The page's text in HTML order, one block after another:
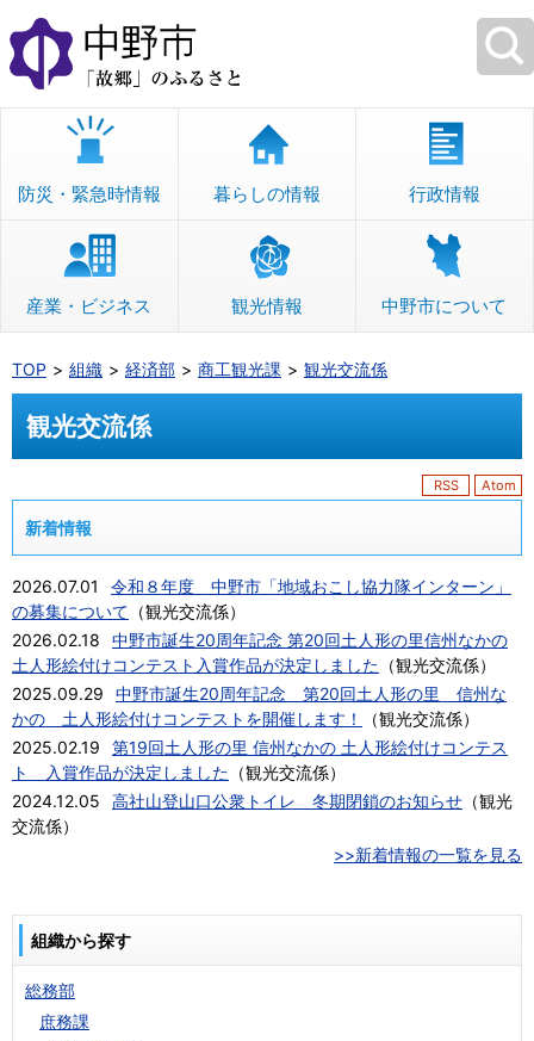
本
文
へ
移
防災・緊急時情報 暮らしの情報 行政情報
産業・ビジネス 観光情報 中野市について
TOP 組織 経済部 商工観光課 観光交流係
観光交流係
RSS Atom
新着情報
2026.07.01
令和８年度 中野市「地域おこし協力隊インターン」
の募集について （観光交流係）
2026.02.18
中野市誕生20周年記念 第20回土人形の里信州なかの
土人形絵付けコンテスト入賞作品が決定しました （観光交流係）
2025.09.29
中野市誕生20周年記念 第20回土人形の里 信州な
かの 土人形絵付けコンテストを開催します！
（観光交流係）
2025.02.19
第19回土人形の里 信州なかの 土人形絵付けコンテス
ト 入賞作品が決定しました （観光交流係）
2024.12.05
高社山登山口公衆トイレ 冬期閉鎖のお知らせ （観光
交流係）
>>新着情報の一覧を見る
組織から探す
総務部
庶務課